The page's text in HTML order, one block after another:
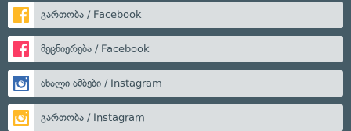
გართობა / Facebook
მეცნიერება / Facebook
ახალი ამბები / Instagram
გართობა / Instagram